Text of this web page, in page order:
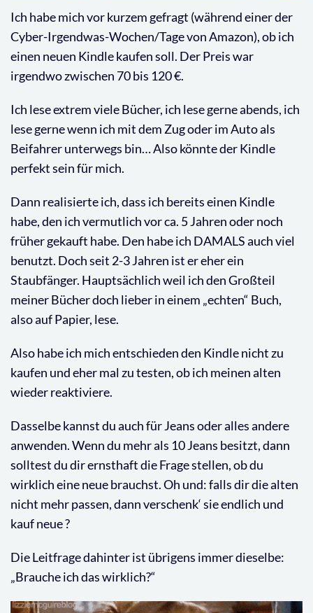
Ich habe mich vor kurzem gefragt (während einer der
Cyber-Irgendwas-Wochen/Tage von Amazon), ob ich
einen neuen Kindle kaufen soll. Der Preis war
irgendwo zwischen 70 bis 120 €.
Ich lese extrem viele Bücher, ich lese gerne abends, ich
lese gerne wenn ich mit dem Zug oder im Auto als
Beifahrer unterwegs bin… Also könnte der Kindle
perfekt sein für mich.
Dann realisierte ich, dass ich bereits einen Kindle
habe, den ich vermutlich vor ca. 5 Jahren oder noch
früher gekauft habe. Den habe ich DAMALS auch viel
benutzt. Doch seit 2-3 Jahren ist er eher ein
Staubfänger. Hauptsächlich weil ich den Großteil
meiner Bücher doch lieber in einem „echten“ Buch,
also auf Papier, lese.
Also habe ich mich entschieden den Kindle nicht zu
kaufen und eher mal zu testen, ob ich meinen alten
wieder reaktiviere.
Dasselbe kannst du auch für Jeans oder alles andere
anwenden. Wenn du mehr als 10 Jeans besitzt, dann
solltest du dir ernsthaft die Frage stellen, ob du
wirklich eine neue brauchst. Oh und: falls dir die alten
nicht mehr passen, dann verschenk‘ sie endlich und
kauf neue ?
Die Leitfrage dahinter ist übrigens immer dieselbe:
„Brauche ich das wirklich?“